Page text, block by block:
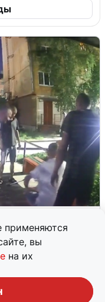
применяются
вы
на их